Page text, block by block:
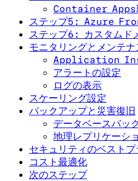
Container Apps
ステップ5: Azure
ステップ6: カスタムド
モニタリングとメンテナ
Application
アラートの設定
ログの表示
スケーリング設定
バックアップと災害復旧
データベースバッ
地理レプリケーシ
セキュリティのベストプ
コスト最適化
次のステップ